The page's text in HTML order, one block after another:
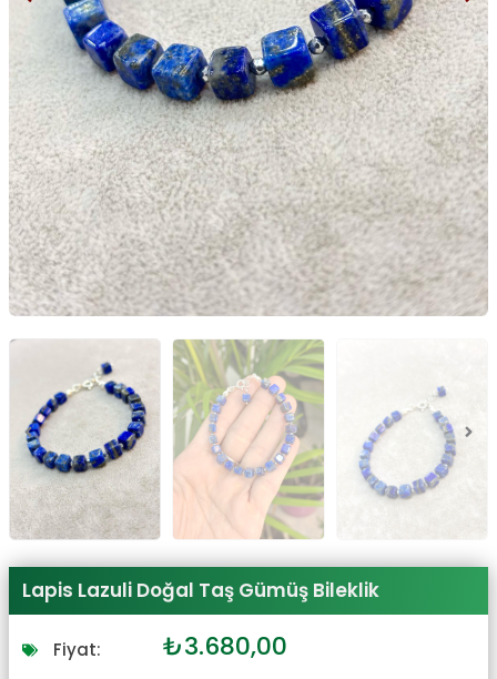
Lapis Lazuli Doğal Taş Gümüş Bileklik
Fiyat: Orijinal
₺3.680,00